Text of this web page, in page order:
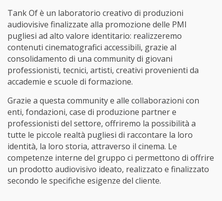
Tank Of è un laboratorio creativo di produzioni
audiovisive finalizzate alla promozione delle PMI
pugliesi ad alto valore identitario: realizzeremo
contenuti cinematografici accessibili, grazie al
consolidamento di una community di giovani
professionisti, tecnici, artisti, creativi provenienti da
accademie e scuole di formazione.
Grazie a questa community e alle collaborazioni con
enti, fondazioni, case di produzione partner e
professionisti del settore, offriremo la possibilità a
tutte le piccole realtà pugliesi di raccontare la loro
identità, la loro storia, attraverso il cinema. Le
competenze interne del gruppo ci permettono di offrire
un prodotto audiovisivo ideato, realizzato e finalizzato
secondo le specifiche esigenze del cliente.